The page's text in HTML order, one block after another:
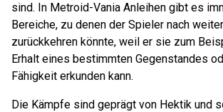
sind. In Metroid-Vania Anleihen gibt es
Bereiche, zu denen der Spieler nach
zurückkehren könnte, weil er sie zum
Erhalt eines bestimmten Gegenstandes
Fähigkeit erkunden kann.
Die Kämpfe sind geprägt von Hektik und